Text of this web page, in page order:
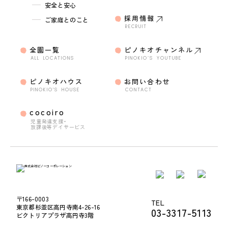
〒166-0003
東京都杉並区高円寺南4-26-16
ビクトリアプラザ高円寺3階
TEL
03-3317-5113
安全と安心
ご家庭とのこと
全園一覧
ALL LOCATIONS
ピノキオハウス
PINOKIO'S HOUSE
cocoiro
児童発達支援・
放課後等デイサービス
採用情報
RECRUIT
ピノキオチャンネル
PINOKIO’S YOUTUBE
お問い合わせ
CONTACT